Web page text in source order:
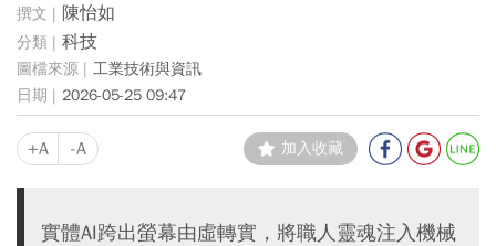
陳怡如
科技
工業技術與資訊
2026-05-25 09:47
+A -A 加入收藏
實體AI跨出螢幕由虛轉實，將職人靈魂注入機械